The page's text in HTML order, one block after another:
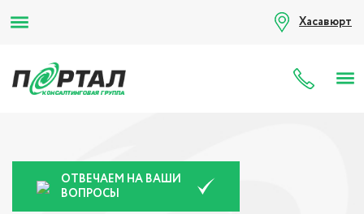
Хасавюрт
8
ОТВЕЧАЕМ НА ВАШИ
ВОПРОСЫ